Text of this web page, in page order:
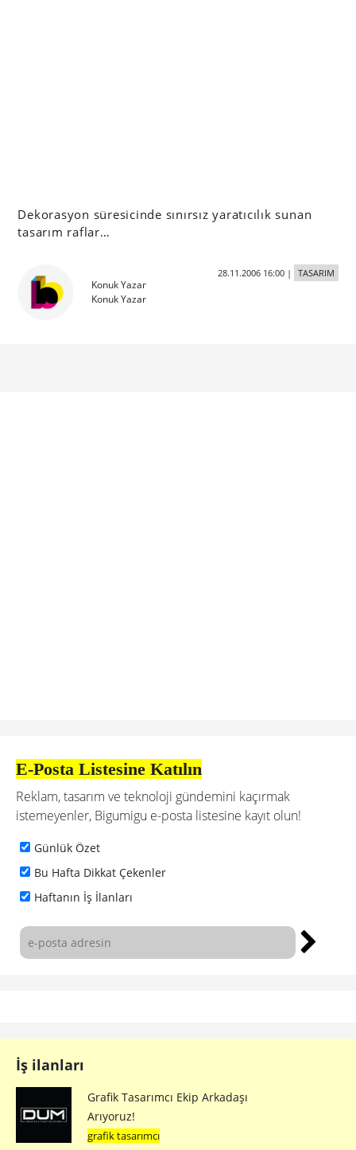
Dekorasyon süresicinde sınırsız yaratıcılık sunan
tasarım raflar…
Konuk Yazar
Konuk Yazar
28.11.2006 16:00| TASARIM
E-Posta Listesine Katılın
Reklam, tasarım ve teknoloji gündemini kaçırmak
istemeyenler, Bigumigu e-posta listesine kayıt olun!
Günlük Özet
Bu Hafta Dikkat Çekenler
Haftanın İş İlanları
İş ilanları
Grafik Tasarımcı Ekip Arkadaşı
Arıyoruz!
grafik tasarımcı